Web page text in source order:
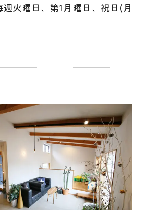
週火曜日、第1月曜日、祝日(月